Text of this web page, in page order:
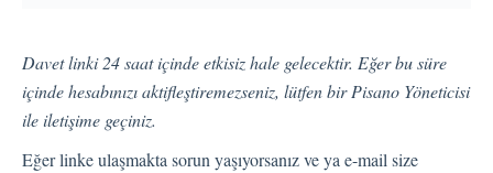
KVKK
Akış Sayfaları
Akış Ayarları
Davet linki 24 saat içinde etkisiz hale gelecektir. Eğer bu süre
içinde hesabınızı aktifleştiremezseniz, lütfen bir Pisano Yöneticisi
ile iletişime geçiniz.
Eğer linke ulaşmakta sorun yaşıyorsanız ve ya e-mail size